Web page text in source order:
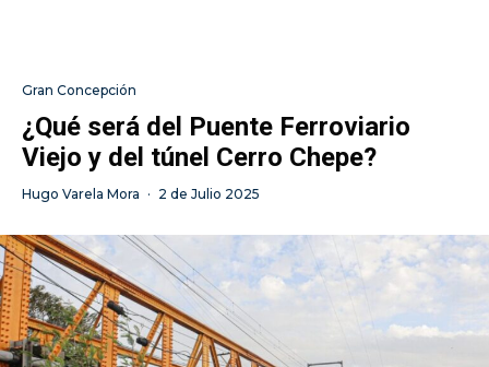
Gran Concepción
¿Qué será del Puente Ferroviario
Viejo y del túnel Cerro Chepe?
Hugo Varela Mora · 2 de Julio 2025